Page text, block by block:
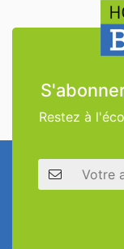
Restez à
Adresse